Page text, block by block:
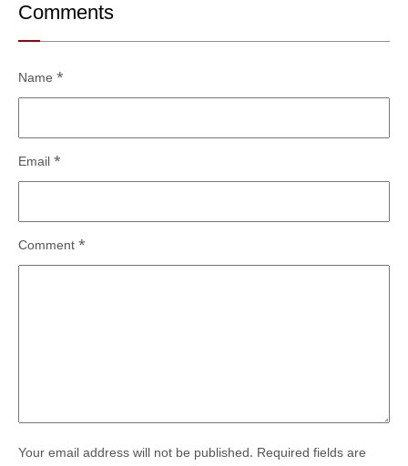
Comments
Your email address will not be published. Required fields are
Comment *
Name *
Email *